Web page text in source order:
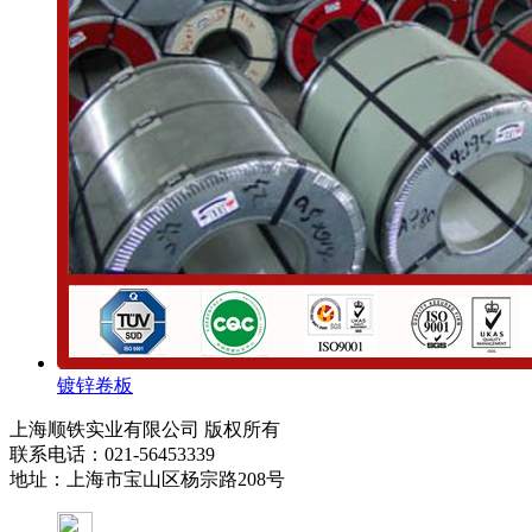
镀锌卷板
上海顺铁实业有限公司 版权所有
联系电话：021-56453339
地址：上海市宝山区杨宗路208号